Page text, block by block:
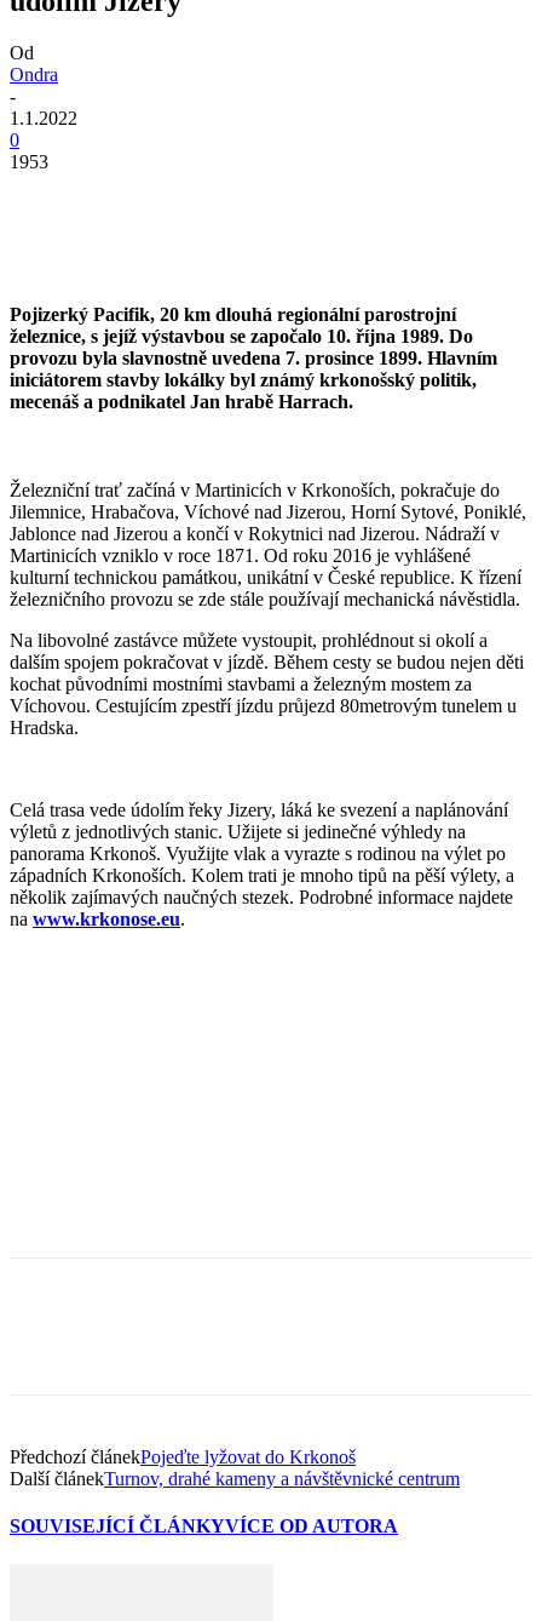
Od
Ondra
-
1.1.2022
0
1953
Pojizerký Pacifik, 20 km dlouhá regionální parostrojní
železnice, s jejíž výstavbou se započalo 10. října 1989. Do
provozu byla slavnostně uvedena 7. prosince 1899. Hlavním
iniciátorem stavby lokálky byl známý krkonošský politik,
mecenáš a podnikatel Jan hrabě Harrach.
Železniční trať začíná v Martinicích v Krkonoších, pokračuje do
Jilemnice, Hrabačova, Víchové nad Jizerou, Horní Sytové, Poniklé,
Jablonce nad Jizerou a končí v Rokytnici nad Jizerou. Nádraží v
Martinicích vzniklo v roce 1871. Od roku 2016 je vyhlášené
kulturní technickou památkou, unikátní v České republice. K řízení
železničního provozu se zde stále používají mechanická návěstidla.
Na libovolné zastávce můžete vystoupit, prohlédnout si okolí a
dalším spojem pokračovat v jízdě. Během cesty se budou nejen děti
kochat původními mostními stavbami a železným mostem za
Víchovou. Cestujícím zpestří jízdu průjezd 80metrovým tunelem u
Hradska.
Celá trasa vede údolím řeky Jizery, láká ke svezení a naplánování
výletů z jednotlivých stanic. Užijete si jedinečné výhledy na
panorama Krkonoš. Využijte vlak a vyrazte s rodinou na výlet po
západních Krkonoších. Kolem trati je mnoho tipů na pěší výlety, a
několik zajímavých naučných stezek. Podrobné informace najdete
na www.krkonose.eu.
Předchozí článekPojeďte lyžovat do Krkonoš
Další článekTurnov, drahé kameny a návštěvnické centrum
SOUVISEJÍCÍ ČLÁNKYVÍCE OD AUTORA